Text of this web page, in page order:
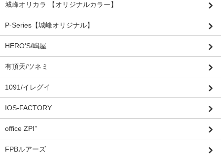
城峰オリカラ 【オリジナルカラー】
P-Series【城峰オリジナル】
HERO'S/嶋屋
有頂天/ツネミ
1091/イレグイ
IOS-FACTORY
office ZPI”
FPBルアーズ